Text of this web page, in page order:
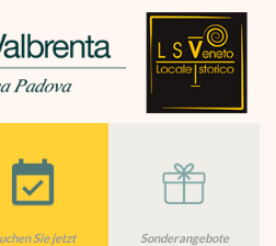
Sonderangebote
Sie jetzt